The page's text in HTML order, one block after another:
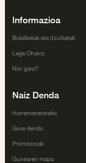
Informazioa
Bidalketak eta itzulketak
Lege Oharra
Nor gara?
Naiz Denda
Harremanetarako
Gure denda
Promozioak
Gunearen mapa